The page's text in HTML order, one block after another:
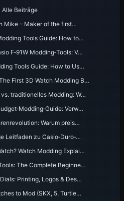
Alle Beiträge
Mike – Maker of the first…
Tools Guide: How to…
F‑91W Modding‑Tools: V…
Tools Guide: How to Us…
First 3D Watch Modding B…
vs. traditionelles Modding: W…
Verw…
Warum preis…
Leitfaden zu Casio‑Duro‑…
Watch Modding Explai…
The Complete Beginne…
Printing, Logos & Des…
to Mod (SKX, 5, Turtle…